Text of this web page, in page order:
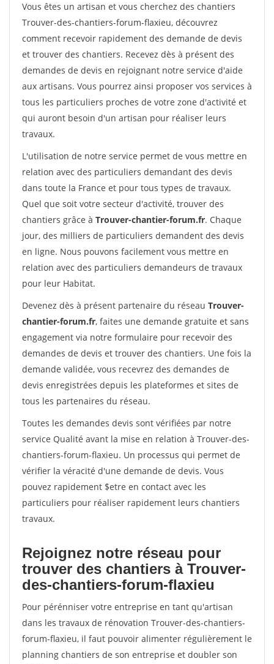
Vous êtes un artisan et vous cherchez des chantiers
Trouver-des-chantiers-forum-flaxieu, découvrez
comment recevoir rapidement des demande de devis
et trouver des chantiers. Recevez dès à présent des
demandes de devis en rejoignant notre service d'aide
aux artisans. Vous pourrez ainsi proposer vos services à
tous les particuliers proches de votre zone d'activité et
qui auront besoin d'un artisan pour réaliser leurs
travaux.
L'utilisation de notre service permet de vous mettre en
relation avec des particuliers demandant des devis
dans toute la France et pour tous types de travaux.
Quel que soit votre secteur d'activité, trouver des
chantiers grâce à Trouver-chantier-forum.fr. Chaque
jour, des milliers de particuliers demandent des devis
en ligne. Nous pouvons facilement vous mettre en
relation avec des particuliers demandeurs de travaux
pour leur Habitat.
Devenez dès à présent partenaire du réseau Trouver-
chantier-forum.fr, faites une demande gratuite et sans
engagement via notre formulaire pour recevoir des
demandes de devis et trouver des chantiers. Une fois la
demande validée, vous recevrez des demandes de
devis enregistrées depuis les plateformes et sites de
tous les partenaires du réseau.
Toutes les demandes devis sont vérifiées par notre
service Qualité avant la mise en relation à Trouver-des-
chantiers-forum-flaxieu. Un processus qui permet de
vérifier la véracité d'une demande de devis. Vous
pouvez rapidement $etre en contact avec les
particuliers pour réaliser rapidement leurs chantiers
travaux.
Rejoignez notre réseau pour
trouver des chantiers à Trouver-
des-chantiers-forum-flaxieu
Pour pérénniser votre entreprise en tant qu'artisan
dans les travaux de rénovation Trouver-des-chantiers-
forum-flaxieu, il faut pouvoir alimenter régulièrement le
planning chantiers de son entreprise et doubler son